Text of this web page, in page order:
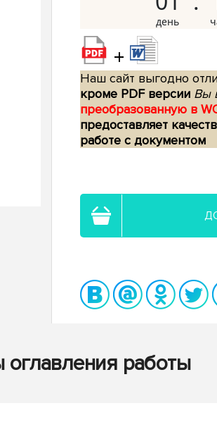
+
Наш сайт выгодно
кроме PDF версии Вы
преобразованную в
предоставляет
работе с документом
оглавления работы